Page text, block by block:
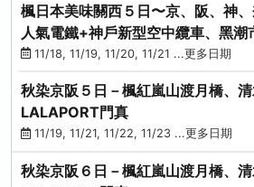
楓日本美味關西５日〜京、阪、神
人氣電鐵+神戶新型空中纜車、黑
11/18, 11/19, 11/20, 11/21 ...更多日期
秋染京阪５日－楓紅嵐山渡月橋、清
LALAPORT門真
11/19, 11/21, 11/22, 11/23 ...更多日期
秋染京阪６日－楓紅嵐山渡月橋、清